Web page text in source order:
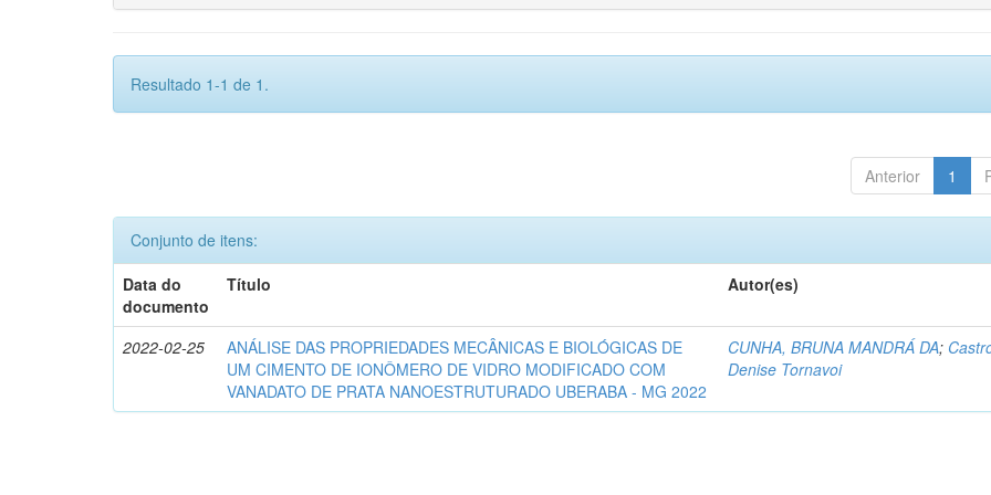
Resultado 1-1 de 1.
Anterior 1
Conjunto de itens:
Data do
documento
Título Autor(es)
2022-02-25
ANÁLISE DAS PROPRIEDADES MECÂNICAS E BIOLÓGICAS DE
UM CIMENTO DE IONÔMERO DE VIDRO MODIFICADO COM
VANADATO DE PRATA NANOESTRUTURADO UBERABA - MG 2022
CUNHA, BRUNA MANDRÁ DA;
Denise Tornavoi